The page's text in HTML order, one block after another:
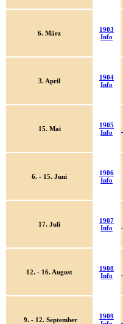
6. März
1903
Info
3. April
1904
Info
15. Mai
1905
Info
6. - 15. Juni
1906
Info
17. Juli
1907
Info
12. - 16. August
1908
Info
9. - 12. September
1909